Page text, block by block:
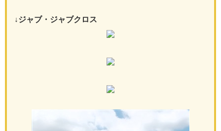
↓ジャブ・ジャブクロス